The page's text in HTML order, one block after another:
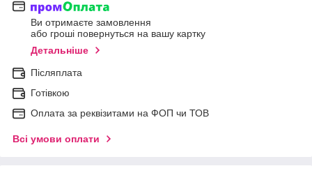
Ви отримаєте замовлення
або гроші повернуться на вашу картку
Детальніше
Післяплата
Готівкою
Оплата за реквізитами на ФОП чи ТОВ
Всі умови оплати